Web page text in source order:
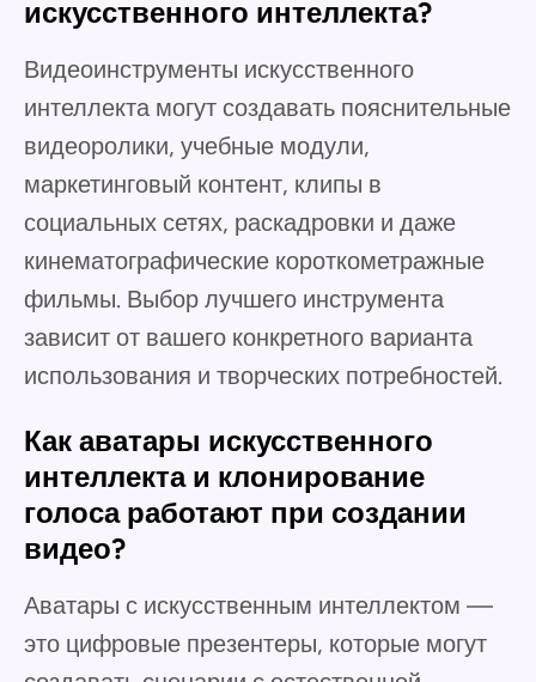
искусственного интеллекта?
Видеоинструменты искусственного
интеллекта могут создавать пояснительные
видеоролики, учебные модули,
маркетинговый контент, клипы в
социальных сетях, раскадровки и даже
кинематографические короткометражные
фильмы. Выбор лучшего инструмента
зависит от вашего конкретного варианта
использования и творческих потребностей.
Как аватары искусственного
интеллекта и клонирование
голоса работают при создании
видео?
Аватары с искусственным интеллектом —
это цифровые презентеры, которые могут